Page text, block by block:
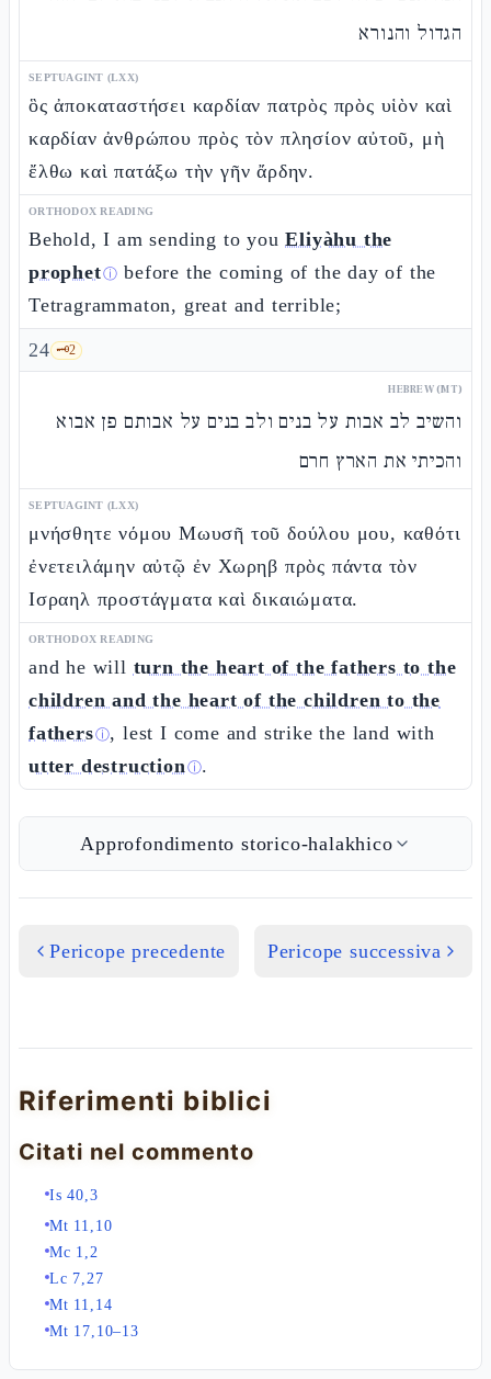
הגדול והנורא
SEPTUAGINT (LXX)
ὃς ἀποκαταστήσει καρδίαν πατρὸς πρὸς υἱὸν καὶ
καρδίαν ἀνθρώπου πρὸς τὸν πλησίον αὐτοῦ, μὴ
ἔλθω καὶ πατάξω τὴν γῆν ἄρδην.
ORTHODOX READING
Behold, I am sending to youEliyàhu the
prophetⓘ before the coming of the day of the
Tetragrammaton, great and terrible;
24 🗝️2
HEBREW (MT)
והשיב לב אבות על בנים ולב בנים על אבותם פן אבוא
והכיתי את הארץ חרם
SEPTUAGINT (LXX)
μνήσθητε νόμου Μωυσῆ τοῦ δούλου μου, καθότι
ἐνετειλάμην αὐτῷ ἐν Χωρηβ πρὸς πάντα τὸν
Ισραηλ προστάγματα καὶ δικαιώματα.
ORTHODOX READING
and he will turn the heart of the fathers to the
children and the heart of the children to the
fathersⓘ, lest I come and strike the land with
utter destructionⓘ.
Approfondimento storico-halakhico
Pericope precedente Pericope successiva
Riferimenti biblici
Citati nel commento
Is 40,3
Mt 11,10
Mc 1,2
Lc 7,27
Mt 11,14
Mt 17,10–13